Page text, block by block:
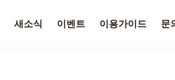
새소식 이벤트 이용가이드 문